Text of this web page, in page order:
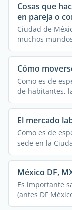
Cosas que
en pareja o
Ciudad de
muchos
de ...
Cómo
Como es de
de habitantes,
El mercado
Como es de
sede en la
México DF,
Es importante
(antes DF